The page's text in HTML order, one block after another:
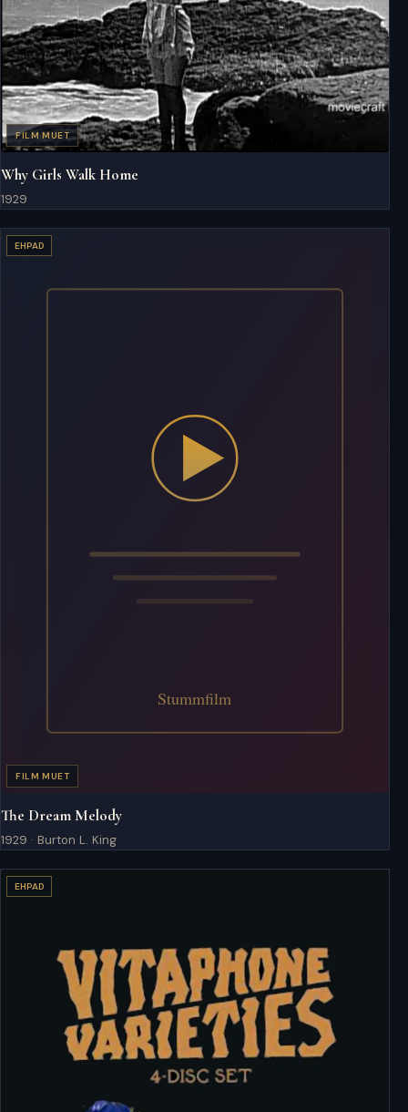
FILM MUET
Why Girls Walk Home
1929
FILM MUET
EHPAD
The Dream Melody
1929 · Burton L. King
EHPAD